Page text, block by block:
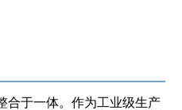
合于一体。作为工业级生产